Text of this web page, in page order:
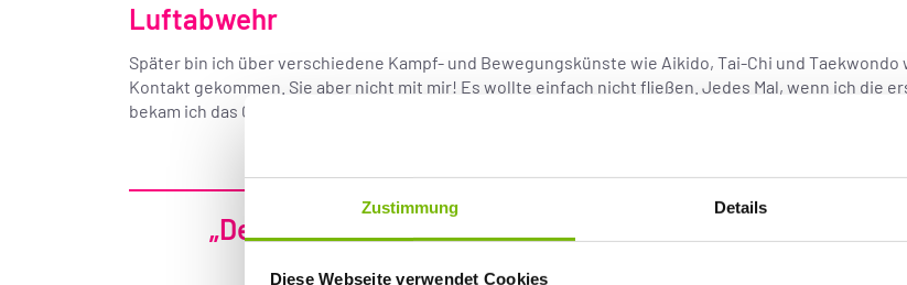
Zustimmung Details
Diese Webseite verwendet Cookies
Luftabwehr
Später bin ich über verschiedene Kampf- und Bewegungskünste wie Aikido, Tai-Chi und
Kontakt gekommen. Sie aber nicht mit mir! Es wollte einfach nicht fließen. Jedes Mal, wenn ich die
bekam ich das Gefühl zu ersticken. Die Luft schnürte mir regelrecht die Luft ab!
„Dem sehr kleinen Buddha in mir platzte der Kragen: